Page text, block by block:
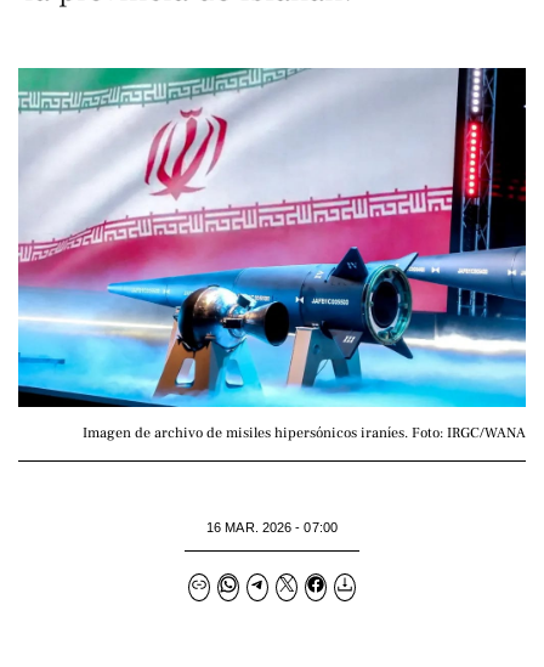
Imagen de archivo de misiles hipersónicos iraníes. Foto: IRGC/WANA
16 MAR. 2026 - 07:00